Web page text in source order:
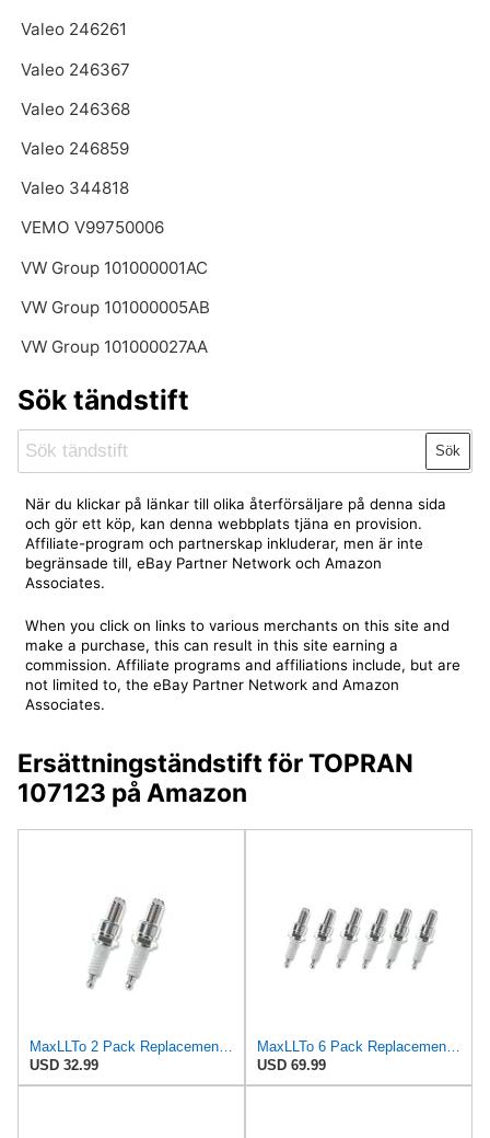
Valeo 246261
Valeo 246367
Valeo 246368
Valeo 246859
Valeo 344818
VEMO V99750006
VW Group 101000001AC
VW Group 101000005AB
VW Group 101000027AA
Sök tändstift
Sök
När du klickar på länkar till olika återförsäljare på denna sida
och gör ett köp, kan denna webbplats tjäna en provision.
Affiliate-program och partnerskap inkluderar, men är inte
begränsade till, eBay Partner Network och Amazon
Associates.
When you click on links to various merchants on this site and
make a purchase, this can result in this site earning a
commission. Affiliate programs and affiliations include, but are
not limited to, the eBay Partner Network and Amazon
Associates.
Ersättningständstift för TOPRAN
107123 på Amazon
MaxLLTo 2 Pack Replacement 1263 Standard Spark Plug for Bosch W5DTC W6DTC W7DTC W8DTC for Champion
USD 32.99
MaxLLTo 6 Pack Replacement 1263 Standard Spark Plug for Bosch W5DTC W6DTC W7DTC W8DTC for Champion
USD 69.99